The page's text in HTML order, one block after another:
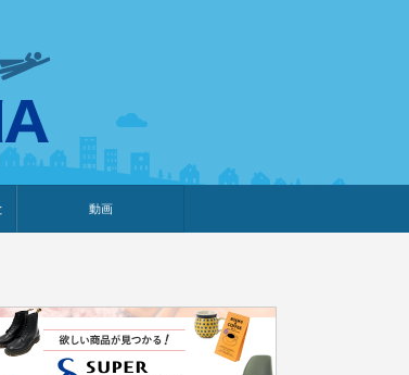
動画